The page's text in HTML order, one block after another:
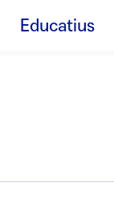
Educatius